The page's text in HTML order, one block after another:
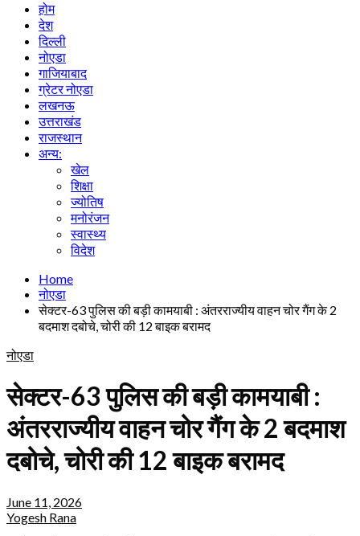
होम
देश
दिल्ली
नोएडा
गाजियाबाद
ग्रेटर नोएडा
लखनऊ
उत्तराखंड
राजस्थान
अन्य:
खेल
शिक्षा
ज्योतिष
मनोरंजन
स्वास्थ्य
विदेश
Home
नोएडा
सेक्टर-63 पुलिस की बड़ी कामयाबी : अंतरराज्यीय वाहन चोर गैंग के 2
बदमाश दबोचे, चोरी की 12 बाइक बरामद
नोएडा
सेक्टर-63 पुलिस की बड़ी कामयाबी :
अंतरराज्यीय वाहन चोर गैंग के 2 बदमाश
दबोचे, चोरी की 12 बाइक बरामद
June 11, 2026
Yogesh Rana